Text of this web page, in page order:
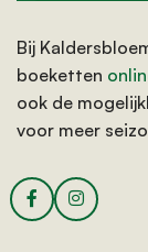
Bij
boeketten
ook de
voor meer